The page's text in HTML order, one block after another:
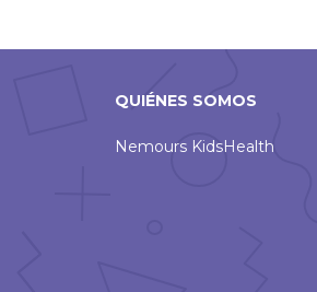
QUIÉNES SOMOS
Nemours KidsHealth